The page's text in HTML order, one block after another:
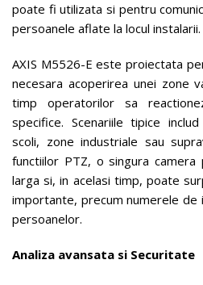
poate fi utilizata si pentru
persoanele aflate la locul instalarii.
AXIS M5526-E este proiectata
necesara acoperirea unei zone
timp operatorilor sa
specifice. Scenariile tipice
scoli, zone industriale sau
functiilor PTZ, o singura
larga si, in acelasi timp, poate
importante, precum numerele de
persoanelor.
Analiza avansata si Securitate